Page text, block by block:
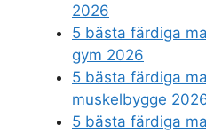
2026
5 bästa färdiga
gym 2026
5 bästa färdiga
muskelbygge
5 bästa färdiga